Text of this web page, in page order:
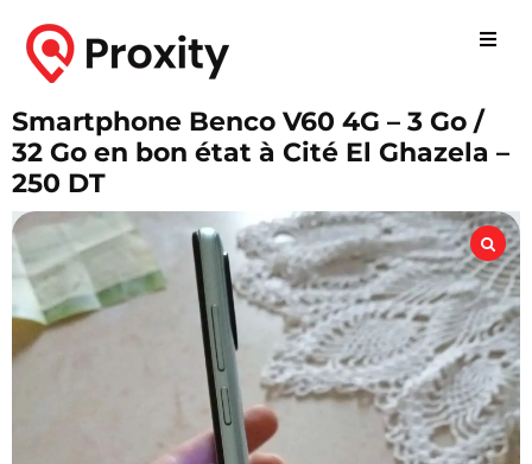
Smartphone Benco V60 4G – 3 Go /
32 Go en bon état à Cité El Ghazela –
250 DT